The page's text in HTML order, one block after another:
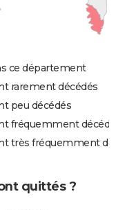
ce département
rarement décédés
peu décédés
fréquemment
très fréquemment
quittés ?